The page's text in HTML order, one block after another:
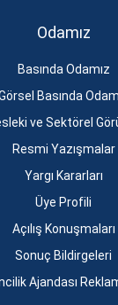
Odamız
Basında Odamız
Basında
ve Sektörel
Resmi Yazışmalar
Yargı Kararları
Üye Profili
Açılış Konuşmaları
Sonuç Bildirgeleri
Ajandası